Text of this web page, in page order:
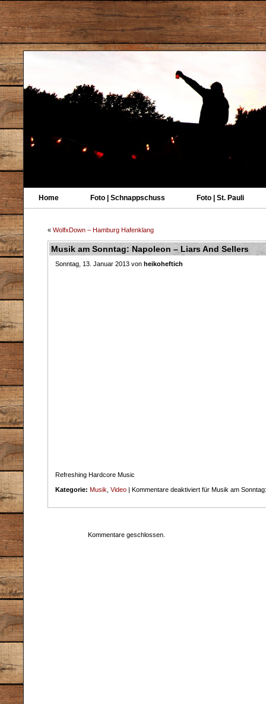
Home Foto | Schnappschuss Foto | St. Pauli
« WolfxDown – Hamburg Hafenklang
Musik am Sonntag: Napoleon – Liars And Sellers
Sonntag, 13. Januar 2013 von heikoheftich
Refreshing Hardcore Music
Kategorie: Musik Video | Kommentare deaktiviert für Musik am
Kommentare geschlossen.